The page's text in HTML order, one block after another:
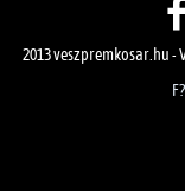
2013 veszpremkosar.hu